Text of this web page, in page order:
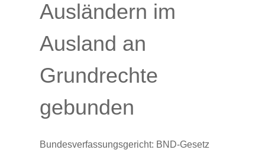
Ausländern im
Ausland an
Grundrechte
gebunden
Bundesverfassungsgericht: BND-Gesetz